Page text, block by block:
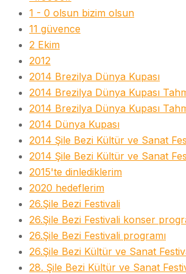
1 - 0 olsun bizim olsun
11 güvence
2 Ekim
2012
2014 Brezilya Dünya Kupası
2014 Brezilya Dünya Kupası
2014 Brezilya Dünya Kupası
2014 Dünya Kupası
2014 Şile Bezi Kültür ve Sanat
2014 Şile Bezi Kültür ve Sanat
2015'te dinlediklerim
2020 hedeflerim
26.Şile Bezi Festivali
26.Şile Bezi Festivali konser
26.Şile Bezi Festivali programı
26.Şile Bezi Kültür ve Sanat
28. Şile Bezi Kültür ve Sanat